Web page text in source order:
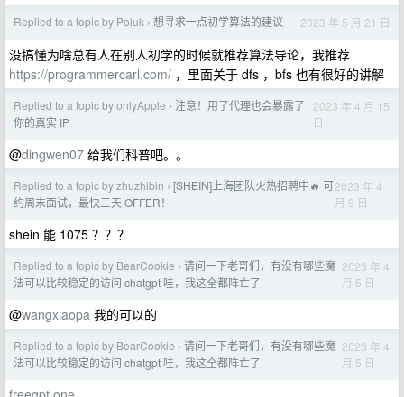
Replied to a topic by Poluk › 想寻求一点初学算法的建议 2023 年 5 月 21 日
没搞懂为啥总有人在别人初学的时候就推荐算法导论，我推荐
https://programmercarl.com/ ，里面关于 dfs ，bfs 也有很好的讲解
Replied to a topic by onlyApple › 注意！用了代理也会暴露了
你的真实 IP
2023 年 4 月 15
日
@dingwen07 给我们科普吧。。
Replied to a topic by zhuzhibin › [SHEIN]上海团队火热招聘中🔥 可
约周末面试，最快三天 OFFER！
2023 年 4
月 9 日
shein 能 1075 ？？？
Replied to a topic by BearCookie › 请问一下老哥们，有没有哪些魔
法可以比较稳定的访问 chatgpt 哇，我这全都阵亡了
2023 年 4
月 5 日
@wangxiaopa 我的可以的
Replied to a topic by BearCookie › 请问一下老哥们，有没有哪些魔
法可以比较稳定的访问 chatgpt 哇，我这全都阵亡了
2023 年 4
月 5 日